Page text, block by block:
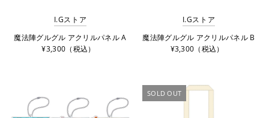
I.Gストア
魔法陣グルグル アクリルパネル A
¥3,300（税込）
I.Gストア
魔法陣グルグル アクリルパネル B
¥3,300（税込）
SOLD OUT